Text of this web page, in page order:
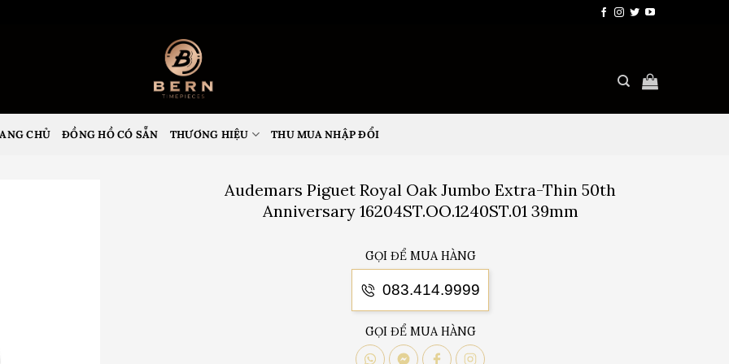
CHỦ ĐỒNG HỒ CÓ SẴN THƯƠNG HIỆU THU MUA NHẬP ĐỔI
Audemars Piguet Royal Oak Jumbo Extra-Thin 50th
Anniversary 16204ST.OO.1240ST.01 39mm
GỌI ĐỂ MUA HÀNG
083.414.9999
GỌI ĐỂ MUA HÀNG